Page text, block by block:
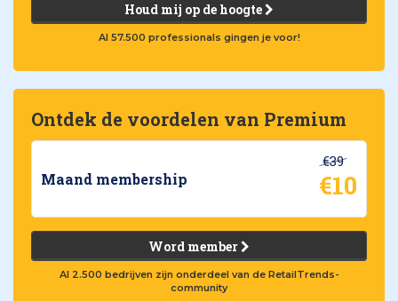
Houd mij op de hoogte
Al 57.500 professionals gingen je voor!
Ontdek de voordelen van Premium
Maand membership
€39
€10
Word member
Al 2.500 bedrijven zijn onderdeel van de RetailTrends-
community